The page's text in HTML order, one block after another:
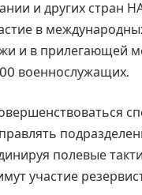
и других стран
в
и в прилегающей
военнослужащих.
полевые
участие